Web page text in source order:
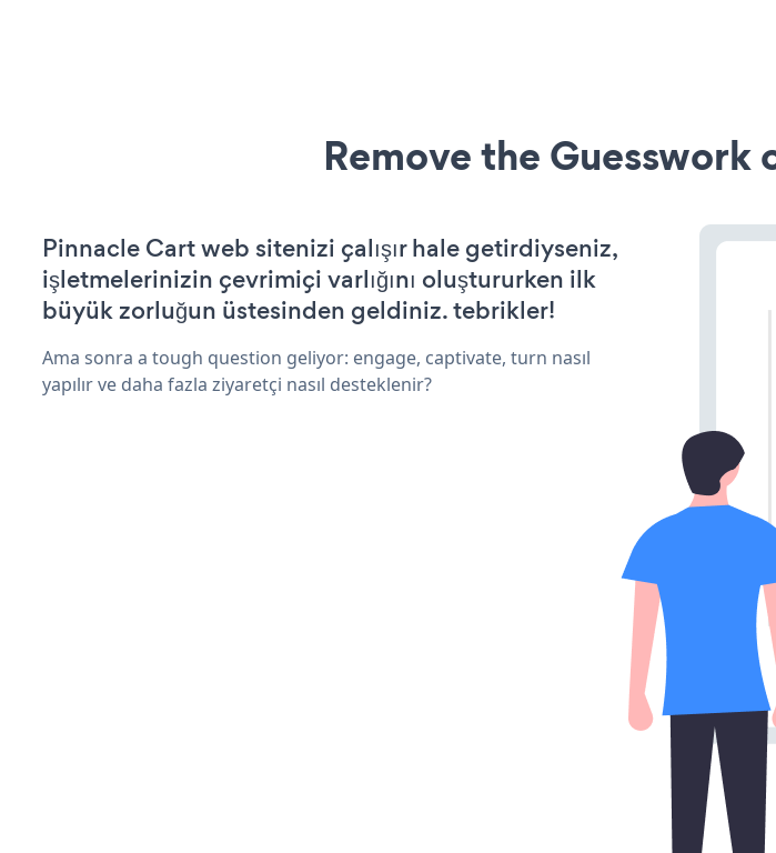
Remove the Guesswork
Pinnacle Cart web sitenizi çalışır hale getirdiyseniz,
işletmelerinizin çevrimiçi varlığını oluştururken ilk
büyük zorluğun üstesinden geldiniz. tebrikler!
Ama sonra a tough question geliyor: engage, captivate, turn nasıl
yapılır ve daha fazla ziyaretçi nasıl desteklenir?